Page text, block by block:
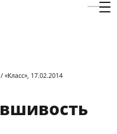
/ «Класс», 17.02.2014